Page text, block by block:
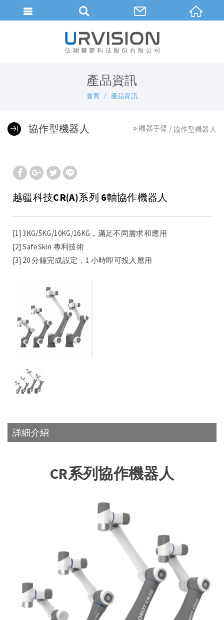
產品資訊
首頁 產品資訊
機器手臂 協作型機器人
協作型機器人
越疆科技CR(A)系列 6軸協作機器人
[1] 3KG/5KG/10KG/16KG，滿足不同需求和應用
[2] SafeSkin 專利技術
[3] 20 分鐘完成設定，1 小時即可投入應用
詳細介紹
CR系列協作機器人
繁體中文